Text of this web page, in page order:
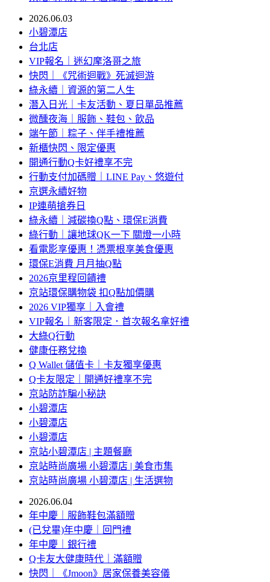
2026.06.03
小碧潭店
台北店
VIP報名｜迷幻摩洛哥之旅
快閃｜《咒術迴戰》死滅迴游
綠永續｜資源的第二人生
潛入日光｜卡友活動、夏日單品推薦
微醺夜海｜服飾、鞋包、飲品
端午節｜粽子、伴手禮推薦
新櫃快閃、限定優惠
開通行動Q卡好禮享不完
行動支付加碼贈｜LINE Pay、悠遊付
京選永續好物
IP連萌搶券日
綠永續｜減碳換Q點、環保E消費
綠行動｜讓地球QK一下 關燈一小時
看電影享優惠！憑票根享美食優惠
環保E消費 月月抽Q點
2026京里程回饋禮
京站環保購物袋 扣Q點加價購
2026 VIP獨享｜入會禮
VIP報名｜新客限定．首次報名拿好禮
大綠Q行動
健康任務兌換
Q Wallet 儲值卡｜卡友獨享優惠
Q卡友限定｜開通好禮享不完
京站防詐騙小秘訣
小碧潭店
小碧潭店
小碧潭店
京站小碧潭店 | 主題餐廳
京站時尚廣場 小碧潭店 | 美食市集
京站時尚廣場 小碧潭店 | 生活選物
2026.06.04
年中慶｜服飾鞋包滿額贈
(已兌畢)年中慶｜回門禮
年中慶｜銀行禮
Q卡友大健康時代｜滿額贈
快閃｜《Jmoon》居家保養美容儀